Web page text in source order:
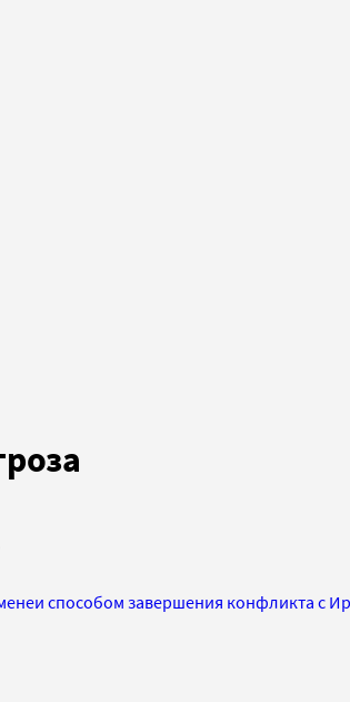
способом завершения конфликта с